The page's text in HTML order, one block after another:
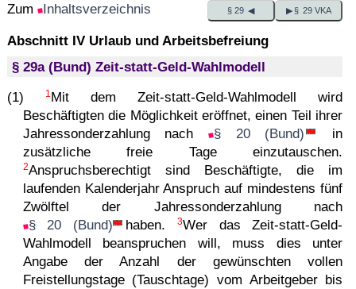
Zum Inhaltsverzeichnis § 29 ◀ ▶ § 29 VKA
Abschnitt IV Urlaub und Arbeitsbefreiung
§ 29a (Bund) Zeit-statt-Geld-Wahlmodell
(1)
1 Mit dem Zeit-statt-Geld-Wahlmodell wird
Beschäftigten die Möglichkeit eröffnet, einen Teil ihrer
Jahressonderzahlung nach
§ 20 (Bund)
in
zusätzliche freie Tage einzutauschen.
2Anspruchsberechtigt sind Beschäftigte, die im
laufenden Kalenderjahr Anspruch auf mindestens fünf
Zwölftel der Jahressonderzahlung nach
§ 20 (Bund)
haben. 3Wer das Zeit-statt-Geld-
Wahlmodell beanspruchen will, muss dies unter
Angabe der Anzahl der gewünschten vollen
Freistellungstage (Tauschtage) vom Arbeitgeber bis